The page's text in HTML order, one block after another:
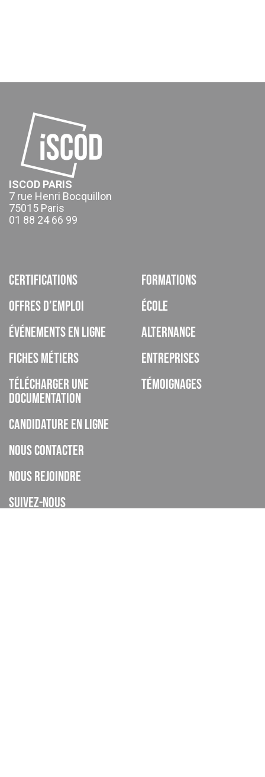
ISCOD PARIS
7 rue Henri Bocquillon
75015 Paris
01 88 24 66 99
Formations
École
Alternance
Entreprises
Témoignages
Certifications
Offres d’emploi
Événements en ligne
Fiches métiers
Télécharger une
documentation
Candidature en ligne
Nous contacter
Nous rejoindre
Suivez-nous